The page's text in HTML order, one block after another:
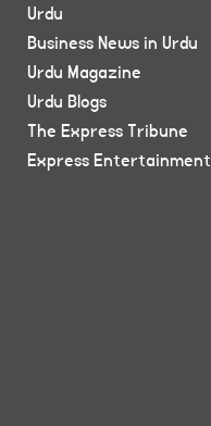
Urdu
Business News in Urdu
Urdu Magazine
Urdu Blogs
The Express Tribune
Express Entertainment